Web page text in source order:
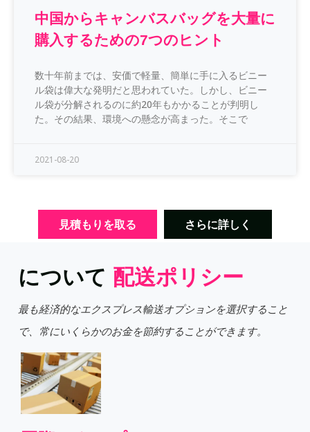
中国からキャンバスバッグを大量に
購入するための7つのヒント
数十年前までは、安価で軽量、簡単に手に入るビニー
ル袋は偉大な発明だと思われていた。しかし、ビニー
ル袋が分解されるのに約20年もかかることが判明し
た。その結果、環境への懸念が高まった。そこで
2021-08-20
見積もりを取る さらに詳しく
について 配送ポリシー
最も経済的なエクスプレス輸送オプションを選択すること
で、常にいくらかのお金を節約することができます。